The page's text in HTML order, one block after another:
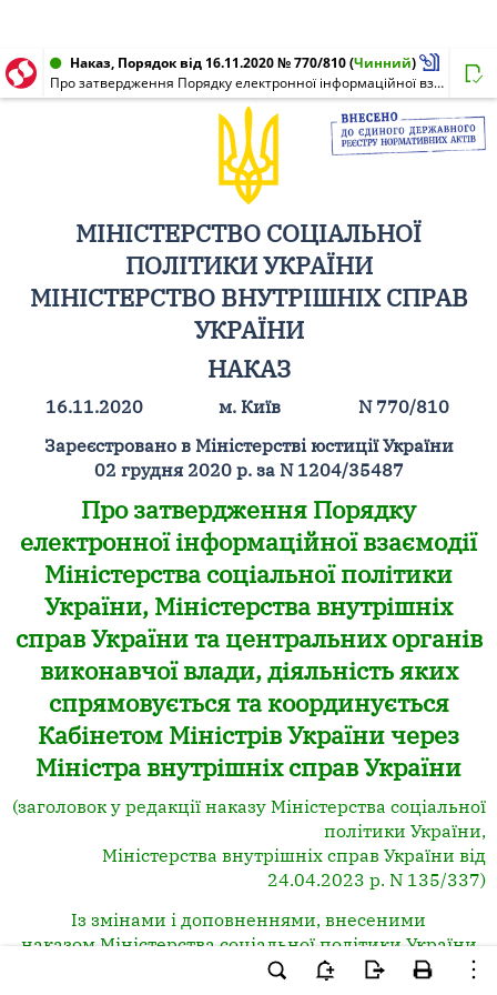
Наказ, Порядок від 16.11.2020 № 770/810(Чинний)
Про затвердження Порядку електронної інформаційної взаємодії Міністерства соціальної політики України, Міністерства внутрішніх справ України та центральних органів виконавчої влади, діяльність яких спрямовується та координується Кабінетом Міністрів України через Міністра внутрішніх справ України